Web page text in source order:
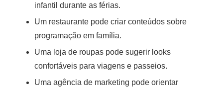
infantil durante as férias.
Um restaurante pode criar conteúdos sobre
programação em família.
Uma loja de roupas pode sugerir looks
confortáveis para viagens e passeios.
Uma agência de marketing pode orientar